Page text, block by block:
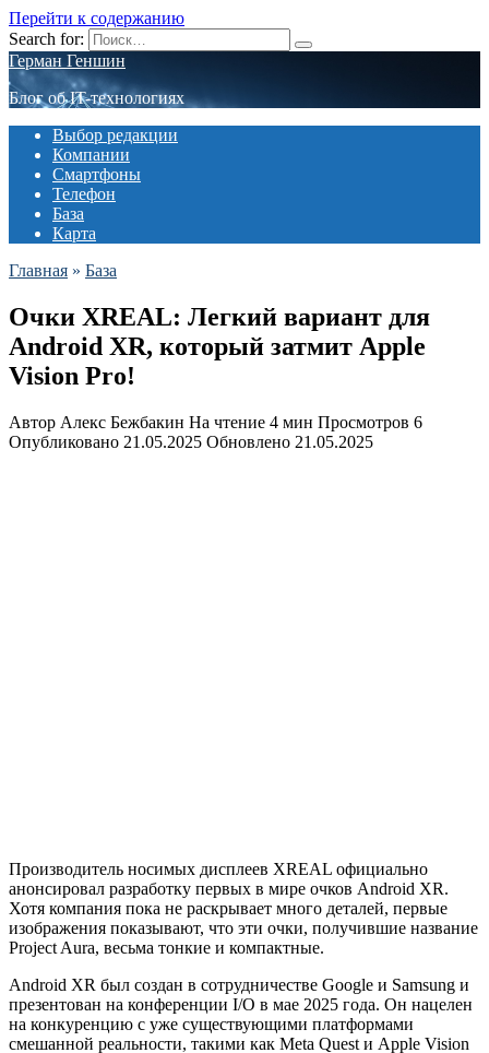
Перейти к содержанию
Search for:
Герман Геншин
Блог об IT-технологиях
Выбор редакции
Компании
Смартфоны
Телефон
База
Карта
Главная » База
Очки XREAL: Легкий вариант для
Android XR, который затмит Apple
Vision Pro!
Автор Алекс Бежбакин На чтение 4 мин Просмотров 6
Опубликовано 21.05.2025 Обновлено 21.05.2025
Производитель носимых дисплеев XREAL официально
анонсировал разработку первых в мире очков Android XR.
Хотя компания пока не раскрывает много деталей, первые
изображения показывают, что эти очки, получившие название
Project Aura, весьма тонкие и компактные.
Android XR был создан в сотрудничестве Google и Samsung и
презентован на конференции I/O в мае 2025 года. Он нацелен
на конкуренцию с уже существующими платформами
смешанной реальности, такими как Meta Quest и Apple Vision